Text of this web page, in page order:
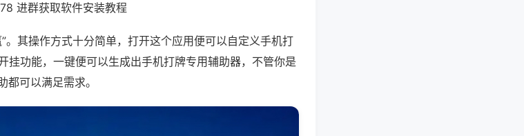
进群获取软件安装教程
。其操作方式十分简单，打开这个应用便可以自定义手机打
挂功能，一键便可以生成出手机打牌专用辅助器，不管你是
可以满足需求。